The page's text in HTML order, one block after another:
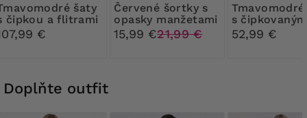
šaty
čipkou a flitrami
€
Červené šortky s
opasky manžetami
15,99 €21,99 €
Tmavomodré šaty
s
rukávmi
52,99 €
Doplňte outfit